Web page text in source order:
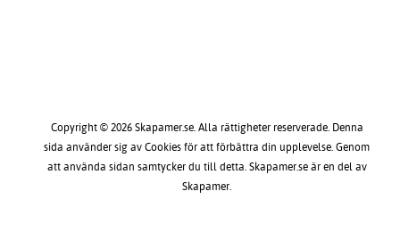
Copyright © 2026 Skapamer.se. Alla rättigheter reserverade. Denna
sida använder sig av Cookies för att förbättra din upplevelse. Genom
att använda sidan samtycker du till detta. Skapamer.se är en del av
Skapamer.